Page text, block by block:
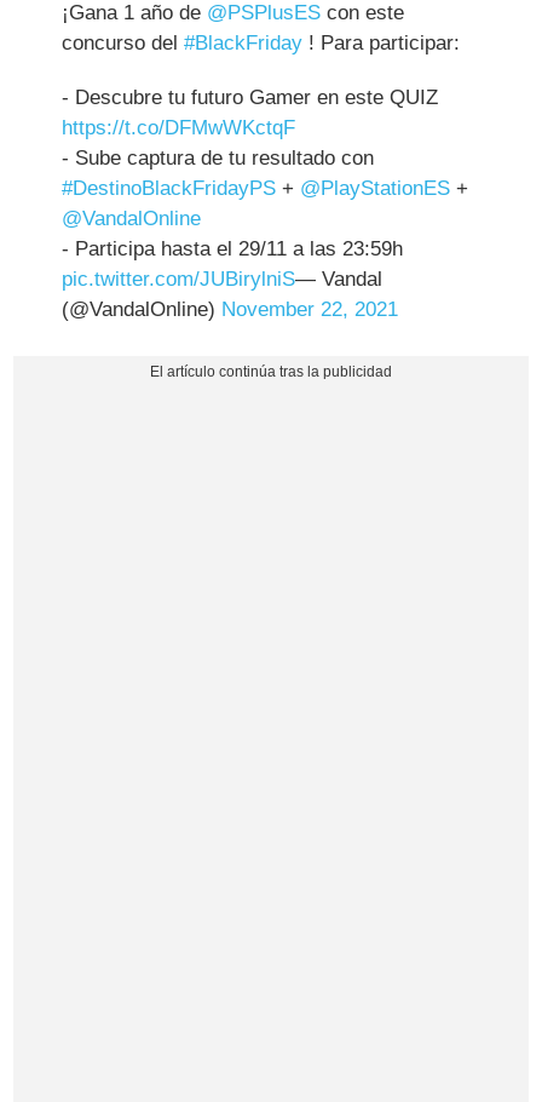
¡Gana 1 año de @PSPlusES con este
concurso del#BlackFriday ! Para participar:
- Descubre tu futuro Gamer en este QUIZ
https://t.co/DFMwWKctqF
- Sube captura de tu resultado con
#DestinoBlackFridayPS + @PlayStationES +
@VandalOnline
- Participa hasta el 29/11 a las 23:59h
pic.twitter.com/JUBirylniS— Vandal
(@VandalOnline) November 22, 2021